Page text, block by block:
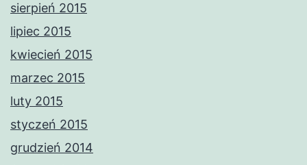
sierpień 2015
lipiec 2015
kwiecień 2015
marzec 2015
luty 2015
styczeń 2015
grudzień 2014